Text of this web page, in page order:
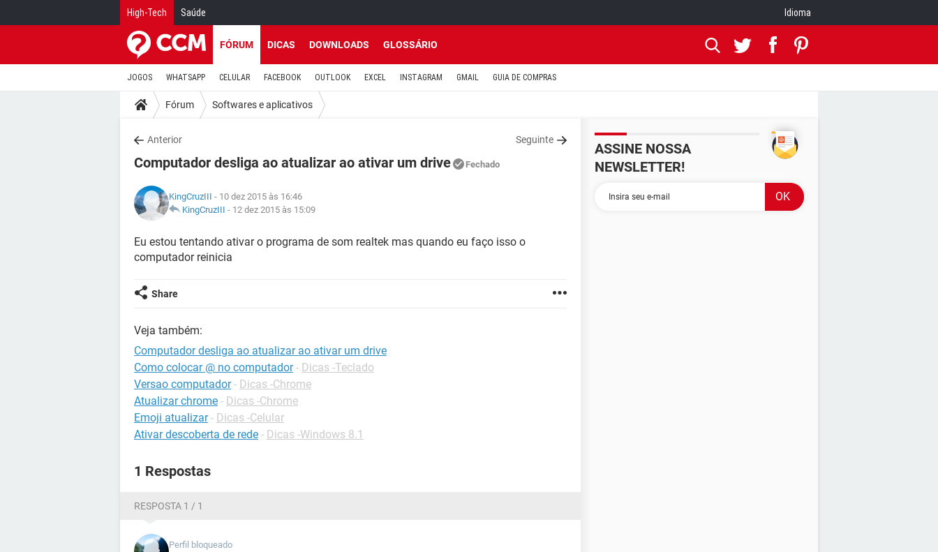
High-Tech Saúde Idioma
FÓRUM DICAS DOWNLOADS GLOSSÁRIO
JOGOS WHATSAPP CELULAR FACEBOOK OUTLOOK EXCEL INSTAGRAM GMAIL GUIA DE COMPRAS
Fórum Softwares e aplicativos
Anterior Seguinte
Computador desliga ao atualizar ao ativar um drive Fechado
KingCruzIII - 10 dez 2015 às 16:46
KingCruzIII - 12 dez 2015 às 15:09
Eu estou tentando ativar o programa de som realtek mas quando eu faço isso o
computador reinicia
Share
Veja também:
Computador desliga ao atualizar ao ativar um drive
Como colocar @ no computador - Dicas -Teclado
Versao computador - Dicas -Chrome
Atualizar chrome - Dicas -Chrome
Emoji atualizar - Dicas -Celular
Ativar descoberta de rede - Dicas -Windows 8.1
1 Respostas
RESPOSTA 1 / 1
Perfil bloqueado
ASSINE NOSSA
NEWSLETTER!